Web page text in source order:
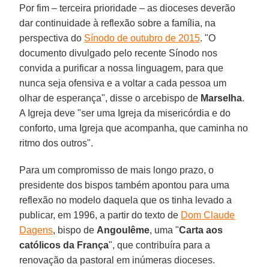
Por fim – terceira prioridade – as dioceses deverão
dar continuidade à reflexão sobre a família, na
perspectiva do Sínodo de outubro de 2015. "O
documento divulgado pelo recente Sínodo nos
convida a purificar a nossa linguagem, para que
nunca seja ofensiva e a voltar a cada pessoa um
olhar de esperança", disse o arcebispo de Marselha.
A Igreja deve "ser uma Igreja da misericórdia e do
conforto, uma Igreja que acompanha, que caminha no
ritmo dos outros".
Para um compromisso de mais longo prazo, o
presidente dos bispos também apontou para uma
reflexão no modelo daquela que os tinha levado a
publicar, em 1996, a partir do texto de Dom Claude
Dagens, bispo de Angoulême, uma "Carta aos
católicos da França", que contribuíra para a
renovação da pastoral em inúmeras dioceses.